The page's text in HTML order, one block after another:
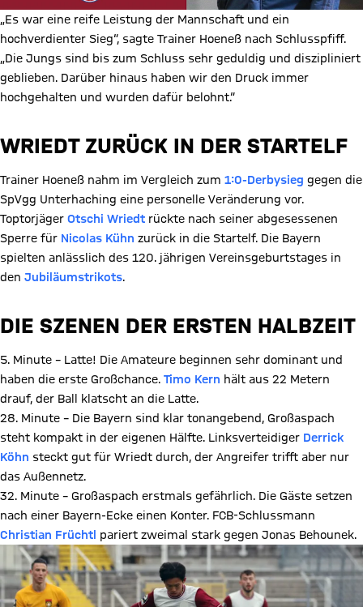
„Es war eine reife Leistung der Mannschaft und ein
hochverdienter Sieg“, sagte Trainer Hoeneß nach Schlusspfiff.
„Die Jungs sind bis zum Schluss sehr geduldig und diszipliniert
geblieben. Darüber hinaus haben wir den Druck immer
hochgehalten und wurden dafür belohnt.“
WRIEDT ZURÜCK IN DER STARTELF
Trainer Hoeneß nahm im Vergleich zum 1:0-Derbysieg gegen die
SpVgg Unterhaching eine personelle Veränderung vor.
Toptorjäger Otschi Wriedt rückte nach seiner abgesessenen
Sperre für Nicolas Kühn zurück in die Startelf. Die Bayern
spielten anlässlich des 120. jährigen Vereinsgeburtstages in
den Jubiläumstrikots.
DIE SZENEN DER ERSTEN HALBZEIT
5. Minute – Latte! Die Amateure beginnen sehr dominant und
haben die erste Großchance. Timo Kern hält aus 22 Metern
drauf, der Ball klatscht an die Latte.
28. Minute – Die Bayern sind klar tonangebend, Großaspach
steht kompakt in der eigenen Hälfte. Linksverteidiger Derrick
Köhn steckt gut für Wriedt durch, der Angreifer trifft aber nur
das Außennetz.
32. Minute – Großaspach erstmals gefährlich. Die Gäste setzen
nach einer Bayern-Ecke einen Konter. FCB-Schlussmann
Christian Früchtl pariert zweimal stark gegen Jonas Behounek.